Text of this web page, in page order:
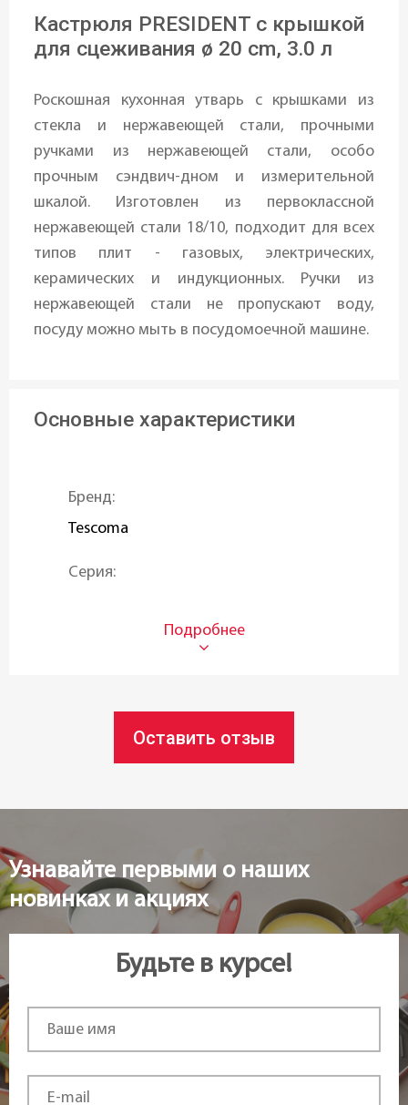
Кастрюля PRESIDENT с крышкой
для сцеживания ø 20 cm, 3.0 л
Роскошная кухонная утварь с крышками из
стекла и нержавеющей стали, прочными
ручками из нержавеющей стали, особо
прочным сэндвич-дном и измерительной
шкалой. Изготовлен из первоклассной
нержавеющей стали 18/10, подходит для всех
типов плит - газовых, электрических,
керамических и индукционных. Ручки из
нержавеющей стали не пропускают воду,
посуду можно мыть в посудомоечной машине.
Основные характеристики
Бренд:
Tescoma
Серия:
Материал крышки:
Стекло
Нержавеющая сталь
Точечная сварка
Форма:
Оставить отзыв
Узнавайте первыми о наших
новинках и акциях
Будьте в курсе!